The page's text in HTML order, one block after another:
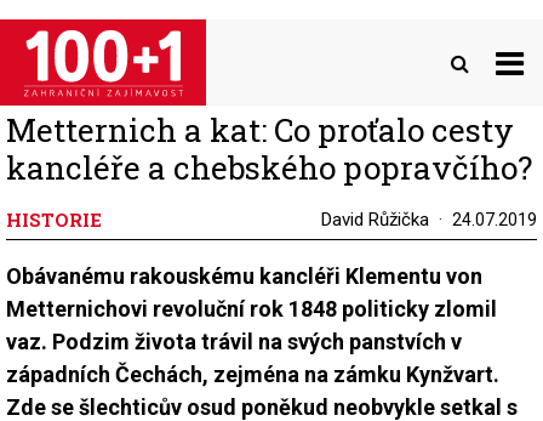
Přejít
hlavnímu
obsahu
Metternich a kat: Co proťalo cesty
kancléře a chebského popravčího?
HISTORIE David Růžička 24.07.2019
Obávanému rakouskému kancléři Klementu von
Metternichovi revoluční rok 1848 politicky zlomil
vaz. Podzim života trávil na svých panstvích v
západních Čechách, zejména na zámku Kynžvart.
Zde se šlechticův osud poněkud neobvykle setkal s